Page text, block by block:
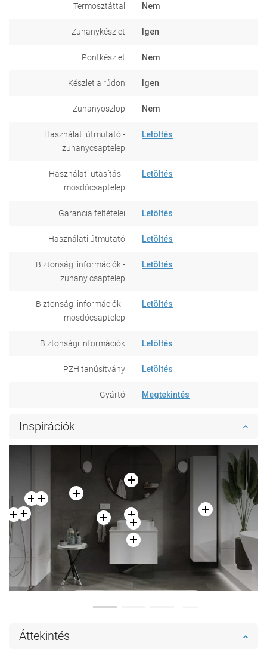
Termosztáttal Nem
Zuhanykészlet Igen
Pontkészlet Nem
Készlet a rúdon Igen
Zuhanyoszlop Nem
Használati útmutató -
zuhanycsaptelep
Letöltés
Használati utasítás -
mosdócsaptelep
Letöltés
Garancia feltételei Letöltés
Használati útmutató Letöltés
Biztonsági információk -
zuhany csaptelep
Letöltés
Biztonsági információk -
mosdócsaptelep
Letöltés
Biztonsági információk Letöltés
PZH tanúsítvány Letöltés
Gyártó Megtekintés
Inspirációk
Áttekintés